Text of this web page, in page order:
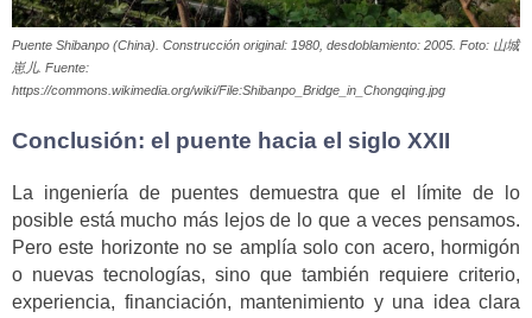
Puente Shibanpo (China). Construcción original: 1980, desdoblamiento: 2005. Foto: 山城
崽儿. Fuente:
https://commons.wikimedia.org/wiki/File:Shibanpo_Bridge_in_Chongqing.jpg
Conclusión: el puente hacia el siglo XXII
La ingeniería de puentes demuestra que el límite de lo
posible está mucho más lejos de lo que a veces pensamos.
Pero este horizonte no se amplía solo con acero, hormigón
o nuevas tecnologías, sino que también requiere criterio,
experiencia, financiación, mantenimiento y una idea clara